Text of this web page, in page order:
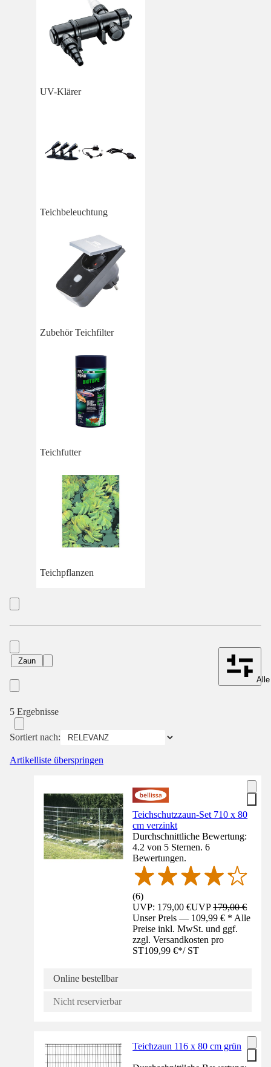
UV-Klärer
Teichbeleuchtung
Zubehör Teichfilter
Teichfutter
Teichpflanzen
Zaun
5 Ergebnisse
Sortiert nach:
Artikelliste überspringen
Teichschutzzaun-Set 710 x 80
cm verzinkt
Durchschnittliche Bewertung:
4.2 von 5 Sternen. 6
Bewertungen.
(6)
UVP: 179,00 €UVP179,00 €
Unser Preis — 109,99 € * Alle
Preise inkl. MwSt. und ggf.
zzgl. Versandkosten pro
ST109,99 €*/ ST
Online bestellbar
Nicht reservierbar
Teichzaun 116 x 80 cm grün